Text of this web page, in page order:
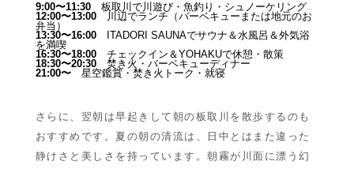
9:00〜11:30板取川で川遊び・魚釣り・シュノーケリング
12:00〜13:00川辺でランチ（バーベキューまたは地元のお
弁当）
13:30〜16:00ITADORI SAUNAでサウナ＆水風呂＆外気浴
を満喫
16:30〜18:00チェックイン＆YOHAKUで休憩・散策
18:30〜20:30焚き火・バーベキューディナー
21:00〜星空鑑賞・焚き火トーク・就寝
さらに、翌朝は早起きして朝の板取川を散歩するのも
おすすめです。夏の朝の清流は、日中とはまた違った
静けさと美しさを持っています。朝霧が川面に漂う幻